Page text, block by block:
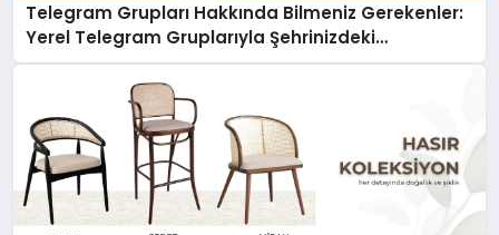
Telegram Grupları Hakkında Bilmeniz Gerekenler:
Yerel Telegram Gruplarıyla Şehrinizdeki
Topluluklara Ulaşın